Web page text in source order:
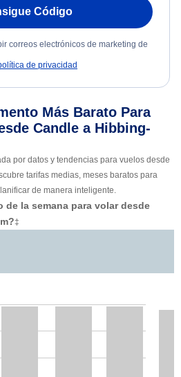
Código
correos electrónicos de marketing de
de privacidad
Más Barato Para
Candle a Hibbing-
por datos y tendencias para vuelos desde
tarifas medias, meses baratos para
de manera inteligente.
de la semana para volar desde
‡